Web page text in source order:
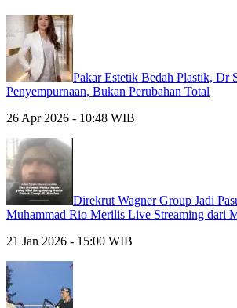
Pakar Estetik Bedah Plastik, Dr
Penyempurnaan, Bukan Perubahan Total
26 Apr 2026 - 10:48 WIB
Direkrut Wagner Group Jadi
Muhammad Rio Merilis Live Streaming dari
21 Jan 2026 - 15:00 WIB